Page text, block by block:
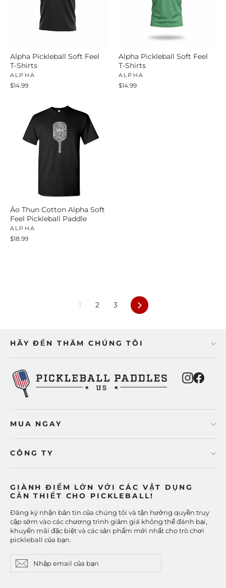
Alpha Pickleball Soft Feel
T-Shirts
ALPHA
$14.99
Alpha Pickleball Soft Feel
T-Shirts
ALPHA
$14.99
Áo Thun Cotton Alpha Soft
Feel Pickleball Paddle
ALPHA
$18.99
1 2 3
Tiếp
theo
HÃY ĐẾN THĂM CHÚNG TÔI
MUA NGAY
CÔNG TY
GIÀNH ĐIỂM LỚN VỚI CÁC VẬT DỤNG
CẦN THIẾT CHO PICKLEBALL!
Đăng ký nhận bản tin của chúng tôi và tận hưởng quyền truy
cập sớm vào các chương trình giảm giá không thể đánh bại,
khuyến mãi đặc biệt và các sản phẩm mới nhất cho trò chơi
pickleball của bạn.
email
của
Đăng
ký